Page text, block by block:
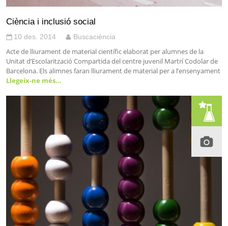
Ciència i inclusió social
10 des. 2014 Buscaciència
Acte de lliurament de material científic elaborat per alumnes de la
Unitat d’Escolarització Compartida del centre juvenil Martrí Codolar de
Barcelona. Els alimnes faran lliurament de material per a l’ensenyament
Llegeix-ne més…